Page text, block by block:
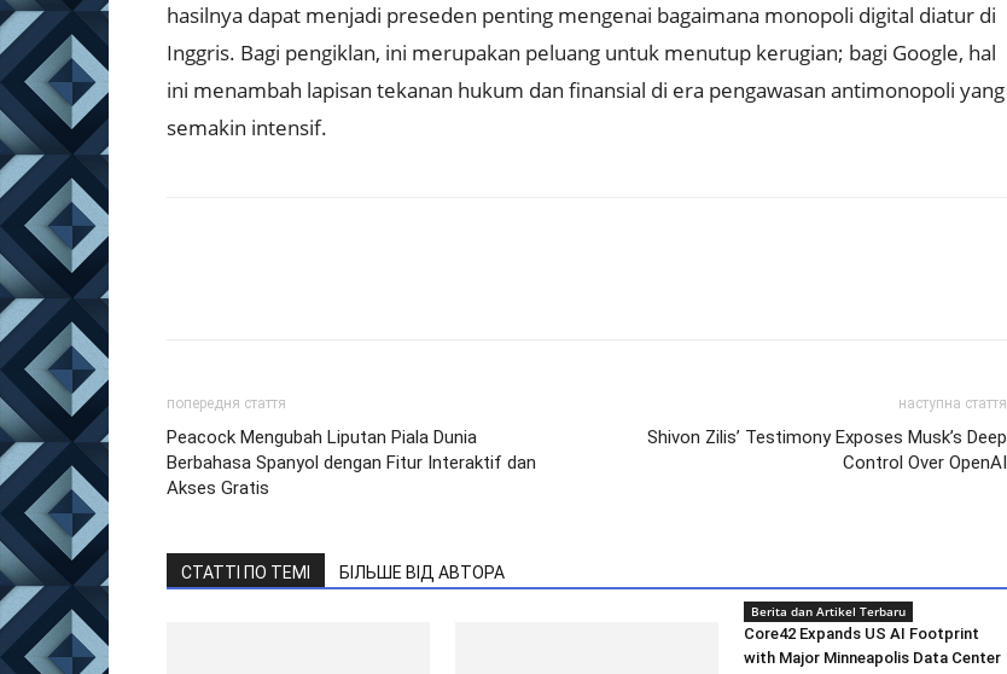
hasilnya dapat menjadi preseden penting mengenai bagaimana monopoli digital diatur di
Inggris. Bagi pengiklan, ini merupakan peluang untuk menutup kerugian; bagi Google, hal
ini menambah lapisan tekanan hukum dan finansial di era pengawasan antimonopoli yang
semakin intensif.
попередня стаття
Peacock Mengubah Liputan Piala Dunia
Berbahasa Spanyol dengan Fitur Interaktif dan
Akses Gratis
наступна стаття
Shivon Zilis’ Testimony Exposes Musk’s Deep
Control Over OpenAI
СТАТТІ ПО ТЕМІ БІЛЬШЕ ВІД АВТОРА
Berita dan Artikel Terbaru
Core42 Expands US AI Footprint
with Major Minneapolis Data Center